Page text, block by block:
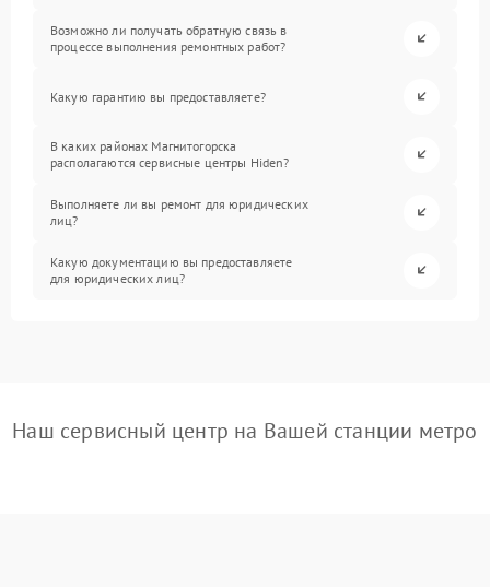
Возможно ли получать обратную связь в
процессе выполнения ремонтных работ?
Какую гарантию вы предоставляете?
В каких районах Магнитогорска
располагаются сервисные центры Hiden?
Выполняете ли вы ремонт для юридических
лиц?
Какую документацию вы предоставляете
для юридических лиц?
Наш сервисный центр на Вашей станции метро